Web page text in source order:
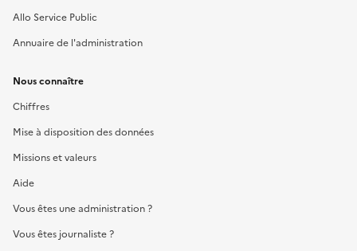
Allo Service Public
Annuaire de l'administration
Nous connaître
Chiffres
Mise à disposition des données
Missions et valeurs
Aide
Vous êtes une administration ?
Vous êtes journaliste ?